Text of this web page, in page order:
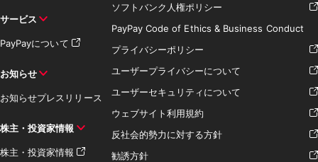
サービス
PayPayについて
お知らせ
お知らせプレスリリース
株主・投資家情報
株主・投資家情報
ソフトバンク人権ポリシー
PayPay Code of Ethics & Business Conduct
プライバシーポリシー
ユーザープライバシーについて
ユーザーセキュリティについて
ウェブサイト利用規約
反社会的勢力に対する方針
勧誘方針